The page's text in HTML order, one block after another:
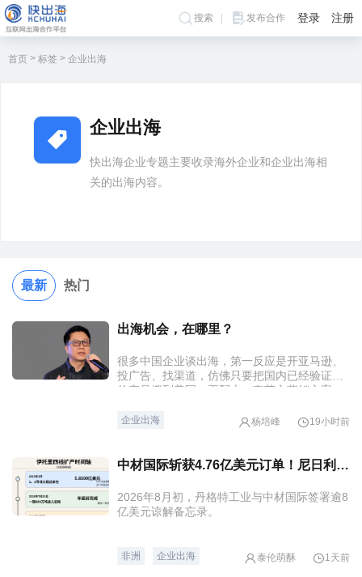
搜索 发布合作 登录 注册
首页 > 标签 > 企业出海
企业出海
快出海企业专题主要收录海外企业和企业出海相
关的出海内容。
最新 热门
出海机会，在哪里？
很多中国企业谈出海，第一反应是开亚马逊、
投广告、找渠道，仿佛只要把国内已经验证过
的产品搬到美国，再配上一套英文营销方案，
叙事、渠道定价到组织投入的系统重做。
企业出海 杨培峰 19小时前
中材国际斩获4.76亿美元订单！尼日利亚伊托里水泥产能将翻倍至1200万吨！
2026年8月初，丹格特工业与中材国际签署逾8
亿美元谅解备忘录。
非洲 企业出海 泰伦萌酥 1天前